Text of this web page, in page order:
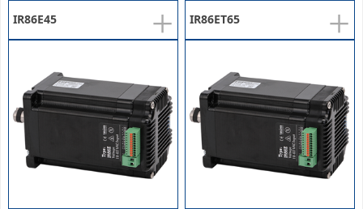
+
IR86E45 +
IR86ET65